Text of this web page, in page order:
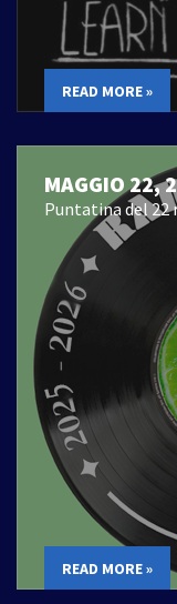
READ MORE »
MAGGIO 22,
Puntatina del 22
READ MORE »